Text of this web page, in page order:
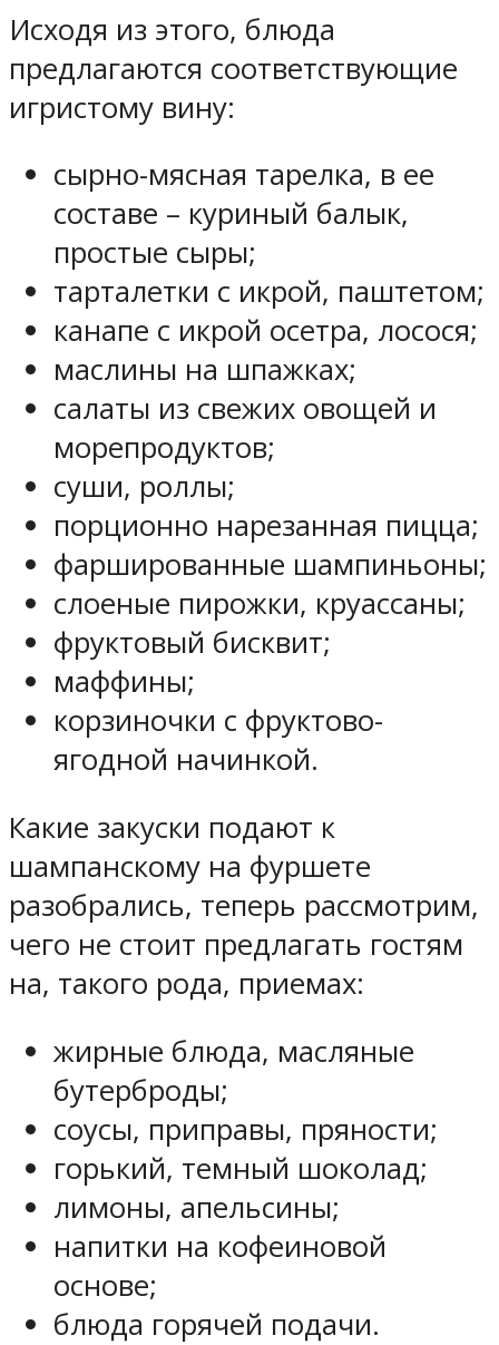
Исходя из этого, блюда
предлагаются соответствующие
игристому вину:
сырно-мясная тарелка, в ее
составе – куриный балык,
простые сыры;
тарталетки с икрой, паштетом;
канапе с икрой осетра, лосося;
маслины на шпажках;
салаты из свежих овощей и
морепродуктов;
суши, роллы;
порционно нарезанная пицца;
фаршированные шампиньоны;
слоеные пирожки, круассаны;
фруктовый бисквит;
маффины;
корзиночки с фруктово-
ягодной начинкой.
Какие закуски подают к
шампанскому на фуршете
разобрались, теперь рассмотрим,
чего не стоит предлагать гостям
на, такого рода, приемах:
жирные блюда, масляные
бутерброды;
соусы, приправы, пряности;
горький, темный шоколад;
лимоны, апельсины;
напитки на кофеиновой
основе;
блюда горячей подачи.